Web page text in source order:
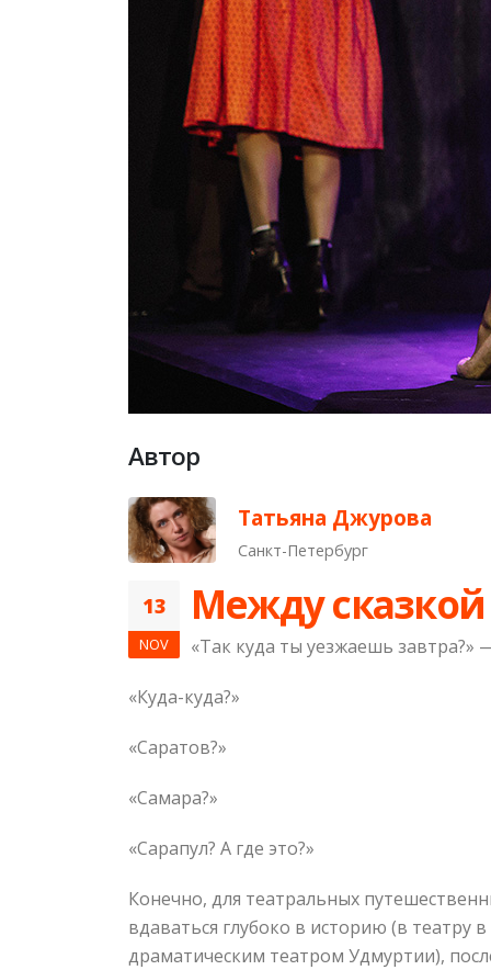
Автор
Татьяна Джурова
Санкт-Петербург
13
NOV
Между
«Так куда ты уезжаешь
«Куда-куда?»
«Саратов?»
«Самара?»
«Сарапул? А где это?»
Конечно, для театральных
вдаваться глубоко в историю (в театру
драматическим театром Удмуртии),